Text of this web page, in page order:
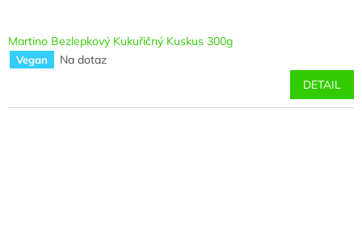
Martino Bezlepkový Kukuřičný Kuskus 300g
Vegan
Na dotaz
DETAIL